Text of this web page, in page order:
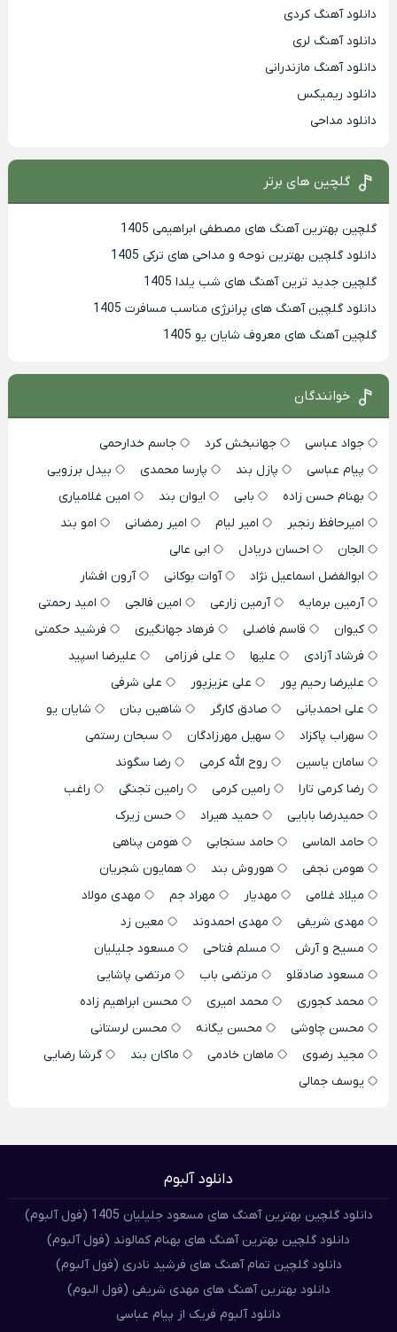
دانلود آهنگ کردی
دانلود آهنگ لری
دانلود آهنگ مازندرانی
دانلود ریمیکس
دانلود مداحی
گلچین های برتر
گلچین بهترین آهنگ های مصطفی ابراهیمی 1405
دانلود گلچین بهترین نوحه و مداحی های ترکی 1405
گلچین جدید ترین آهنگ های شب یلدا 1405
دانلود گلچین آهنگ های پرانرژی مناسب مسافرت 1405
گلچین آهنگ های معروف شایان یو 1405
خوانندگان
جواد عباسی جهانبخش کرد
جاسم خدارحمی
پیام عباسی
پازل بند پارسا محمدی
بیدل برزویی
بهنام حسن زاده
بابی ایوان بند
امین غلامیاری
امیرحافظ رنجبر
امیر لیام امیر رمضانی
امو بند
الجان
احسان دریادل
ابی عالی
ابوالفضل اسماعیل نژاد
آوات بوکانی
آرون افشار
آرمین برمایه
آرمین زارعی امین فالجی
امید رحمتی
کیوان
قاسم فاضلی فرهاد جهانگیری
فرشید حکمتی
فرشاد آزادی
علیها علی فرزامی
علیرضا اسپید
علیرضا رحیم پور
علی عزیزپور
علی شرفی
علی احمدیانی
صادق کارگر شاهین بنان
شایان یو
سهراب پاکزاد
سهیل مهرزادگان
سبحان رستمی
سامان یاسین
روح الله کرمی
رضا سگوند
رضا کرمی تارا
رامین کرمی رامین تجنگی
راغب
حمیدرضا بابایی
حمید هیراد
حسن زیرک
حامد الماسی
حامد سنجابی
هومن پناهی
هومن نجفی
هوروش بند
همایون شجریان
میلاد غلامی
مهدیار مهراد جم
مهدی مولاد
مهدی شریفی
مهدی احمدوند
معین زد
مسیح و آرش
مسلم فتاحی
مسعود جلیلیان
مسعود صادقلو
مرتضی باب
مرتضی پاشایی
محمد کجوری
محمد امیری
محسن ابراهیم زاده
محسن چاوشی
محسن یگانه
محسن لرستانی
مجید رضوی
ماهان خادمی ماکان بند
گرشا رضایی
یوسف جمالی
دانلود آلبوم
دانلود گلچین بهترین آهنگ های مسعود جلیلیان 1405 (فول آلبوم)
دانلود گلچین بهترین آهنگ های بهنام کمالوند (فول آلبوم)
دانلود گلچین تمام آهنگ های فرشید نادری (فول آلبوم)
دانلود بهترین آهنگ های مهدی شریفی (فول البوم)
دانلود آلبوم فریک از پیام عباسی